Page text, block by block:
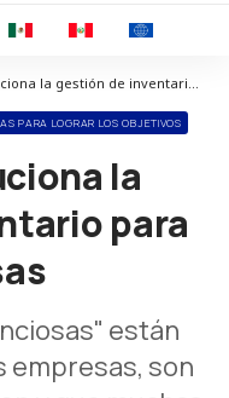
Corresponsables > Noticias > Simplr revoluciona la gestión de inventario para empresas
PARA LOGRAR LOS OBJETIVOS
la
para
están
empresas, son